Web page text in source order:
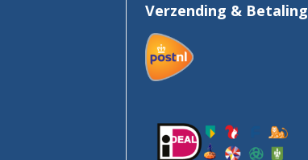
Verzending & Betaling